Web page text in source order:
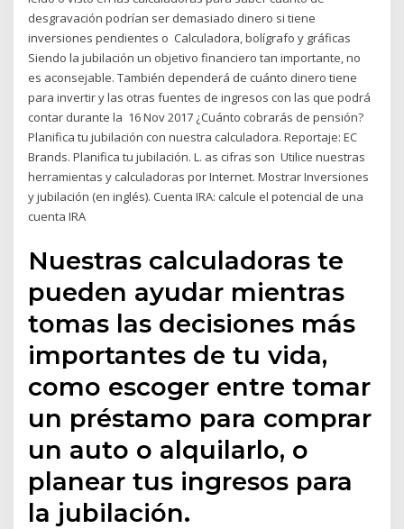
desgravación podrían ser demasiado dinero si tiene
inversiones pendientes o Calculadora, bolígrafo y gráficas
Siendo la jubilación un objetivo financiero tan importante, no
es aconsejable. También dependerá de cuánto dinero tiene
para invertir y las otras fuentes de ingresos con las que podrá
contar durante la 16 Nov 2017 ¿Cuánto cobrarás de pensión?
Planifica tu jubilación con nuestra calculadora. Reportaje: EC
Brands. Planifica tu jubilación. L. as cifras son Utilice nuestras
herramientas y calculadoras por Internet. Mostrar Inversiones
y jubilación (en inglés). Cuenta IRA: calcule el potencial de una
cuenta IRA
Nuestras calculadoras te
pueden ayudar mientras
tomas las decisiones más
importantes de tu vida,
como escoger entre tomar
un préstamo para comprar
un auto o alquilarlo, o
planear tus ingresos para
la jubilación.